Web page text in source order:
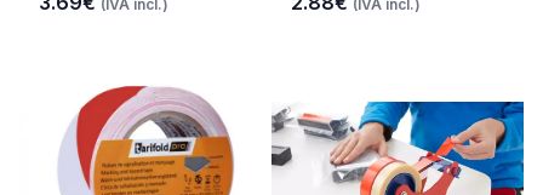
(IVA incl.) (IVA incl.)